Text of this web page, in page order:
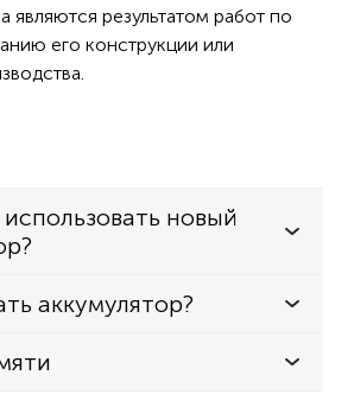
являются результатом работ по
его конструкции или
использовать новый
аккумулятор?